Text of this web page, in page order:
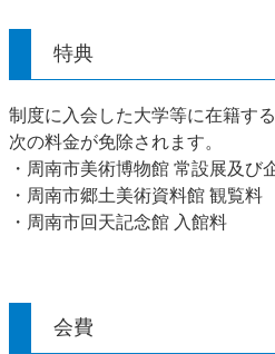
特典
制度に入会した大学等に在籍す
次の料金が免除されます。
・周南市美術博物館 常設展及び
・周南市郷土美術資料館 観覧料
・周南市回天記念館 入館料​
会費